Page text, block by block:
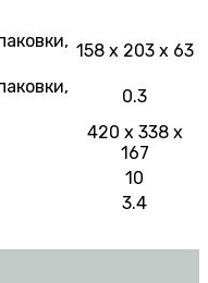
158 x 203 x 63
0.3
420 x 338 x
167
10
3.4